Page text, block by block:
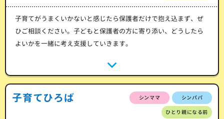
子育てがうまくいかないと感じたら保護者だけで抱え込まず、ぜ
ひご相談ください。子どもと保護者の方に寄り添い、どうしたら
よいかを一緒に考え支援していきます。
子育てひろば シンママ シンパパ
ひとり親になる前